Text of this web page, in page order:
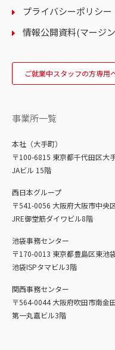
プライバシーポリシー
情報公開資料(マージ
ご就業中スタッフの方専用
事業所一覧
本社（大手町）
〒100-6815 東京都千代田区大
JAビル 15階
西日本グループ
〒541-0056 大阪府大阪市中央
JRE御堂筋ダイワビル8階
池袋事務センター
〒170-0013 東京都豊島区東池
池袋ISPタマビル3階
関西事務センター
〒564-0044 大阪府吹田市南金
第一丸嘉ビル3階